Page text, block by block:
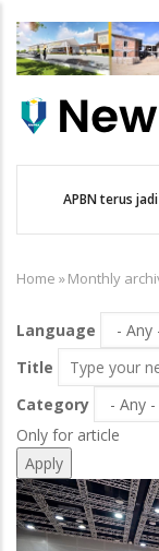
main
Main
APBN terus
Breadcrumb
Home »Monthly
Language
Title
Category
Only for article